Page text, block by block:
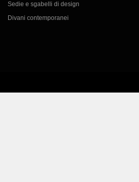
Sedie e sgabelli di design
Divani contemporanei